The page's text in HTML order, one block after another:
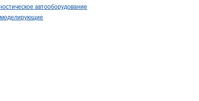
автооборудование
моделирующие